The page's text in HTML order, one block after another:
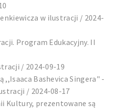
w ilustracji / 2024-
Program Edukacyjny. II
/ 2024-09-19
,,Isaaca Bashevica Singera" -
/ 2024-08-17
Kultury, prezentowane są